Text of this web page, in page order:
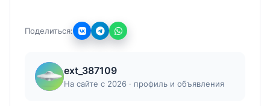
Поделиться:
ext_387109
На сайте с 2026 · профиль и объявления